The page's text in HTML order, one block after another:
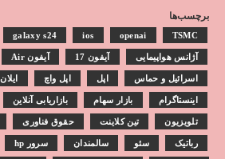
برچسب‌ها
galaxy s24 ios openai TSMC
آژانس هواپیمایی آیفون 17 آیفون Air
اسرائیل و حماس اپل اپل واچ
اینستاگرام بازار سهام بازاریابی آنلاین
تلویزیون تین کلاینت حقوق فناوری
رباتیک سئو سالمندان سرور hp